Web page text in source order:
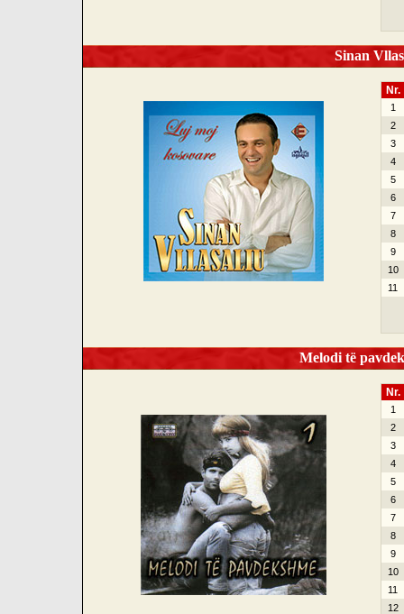
Sinan
Nr.
1
2
3
4
5
6
7
8
9
10
11
Melodi të
Nr.
1
2
3
4
5
6
7
8
9
10
11
12